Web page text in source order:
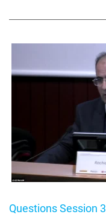
Questions Session 3